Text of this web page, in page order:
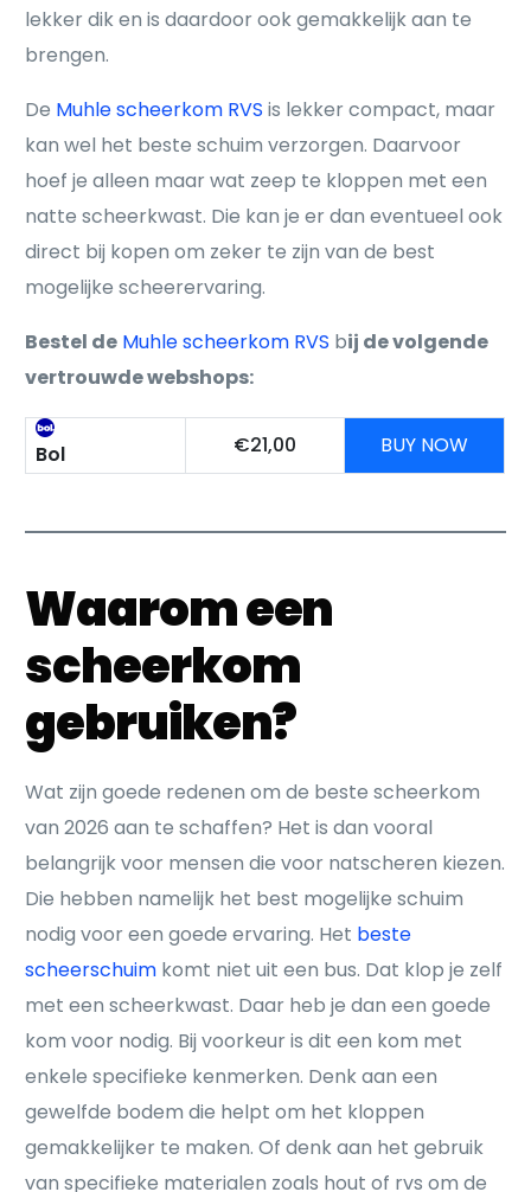
lekker dik en is daardoor ook gemakkelijk aan te
brengen.
De Muhle scheerkom RVS is lekker compact, maar
kan wel het beste schuim verzorgen. Daarvoor
hoef je alleen maar wat zeep te kloppen met een
natte scheerkwast. Die kan je er dan eventueel ook
direct bij kopen om zeker te zijn van de best
mogelijke scheerervaring.
Bestel de Muhle scheerkom RVS bij de volgende
vertrouwde webshops:
Bol €21,00 BUY NOW
Waarom een
scheerkom
gebruiken?
Wat zijn goede redenen om de beste scheerkom
van 2026 aan te schaffen? Het is dan vooral
belangrijk voor mensen die voor natscheren kiezen.
Die hebben namelijk het best mogelijke schuim
nodig voor een goede ervaring. Het beste
scheerschuim komt niet uit een bus. Dat klop je zelf
met een scheerkwast. Daar heb je dan een goede
kom voor nodig. Bij voorkeur is dit een kom met
enkele specifieke kenmerken. Denk aan een
gewelfde bodem die helpt om het kloppen
gemakkelijker te maken. Of denk aan het gebruik
van specifieke materialen zoals hout of rvs om de